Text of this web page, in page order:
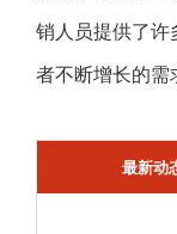
销人员提供了许
者不断增长的需
最新动